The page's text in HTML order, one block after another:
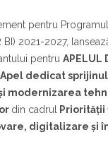
pentru
BI) 2021-2027,
pentru APELUL
dedicat
modernizarea
din cadrul
Priorității
digitalizare și